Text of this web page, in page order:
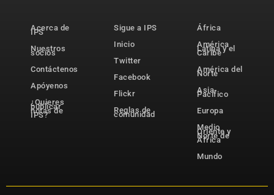
Acerca de
IPS
Nuestros
socios
Contáctenos
Apóyenos
¿Quieres
publicar
notas de
IPS?
Sigue a IPS
Inicio
Twitter
Facebook
Flickr
Reglas de
comunidad
África
América
Latina y el
Caribe
América del
Norte
Asia-
Pacífico
Europa
Medio
Oriente y
Norte de
África
Mundo